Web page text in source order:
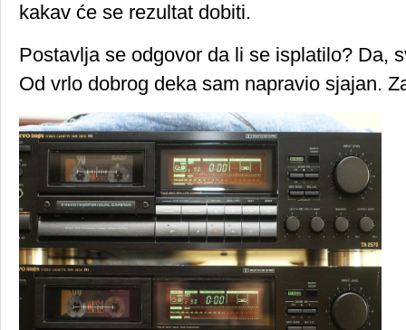
kakav će se rezultat dobiti.
Postavlja se odgovor da li se isplatilo? Da,
Od vrlo dobrog deka sam napravio sjajan.